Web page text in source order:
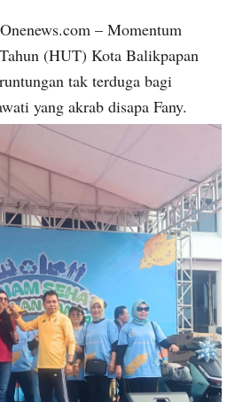
– Momentum
(HUT) Kota Balikpapan
tak terduga bagi
yang akrab disapa Fany.